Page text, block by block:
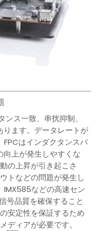
ス一致、串扰抑制、
ります。データレートが
はインダクタンスバ
向上が発生しやすくな
の上昇が引き起こさ
トなどの問題が発生し
IMX585などの高速セン
号品質を確保すること
安定性を保証するため
ディアが必要です。